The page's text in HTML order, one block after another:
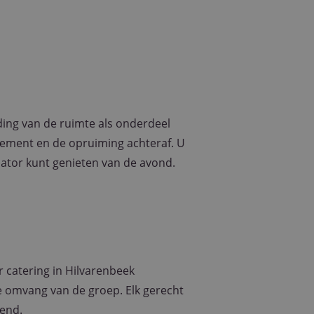
van de ruimte als onderdeel
en de opruiming achteraf. U
kunt genieten van de avond.
catering in Hilvarenbeek
van de groep. Elk gerecht
- wat een
van
te
toe te wijzen als
site en wordt
berekenen voor
op
te
software.
tot één